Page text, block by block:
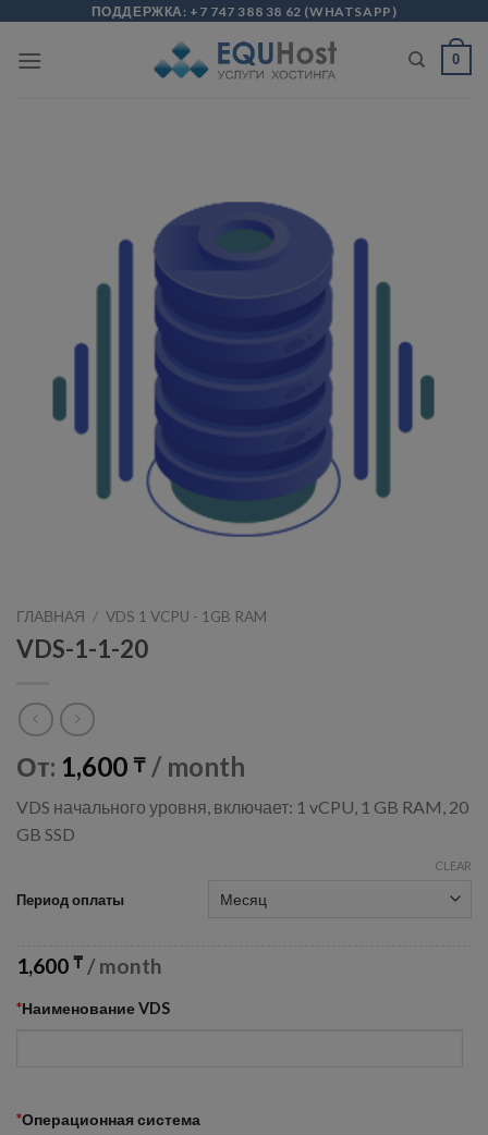
content
ПОДДЕРЖКА: +7 747 388 38 62 (WHATSAPP )
0
ГЛАВНАЯ / VDS 1 VCPU - 1GB RAM
VDS-1-1-20
От: 1,600 ₸ / month
VDS начального уровня, включает: 1 vCPU, 1 GB RAM, 20
GB SSD
Период оплаты
CLEAR
1,600 ₸ / month
*Наименование VDS
*Операционная система
modal-check